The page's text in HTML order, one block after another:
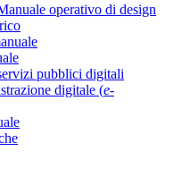
operativo di design
pubblici digitali
digitale (e-